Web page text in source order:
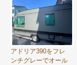
アドリア390をフレ
ンチグレーでオール